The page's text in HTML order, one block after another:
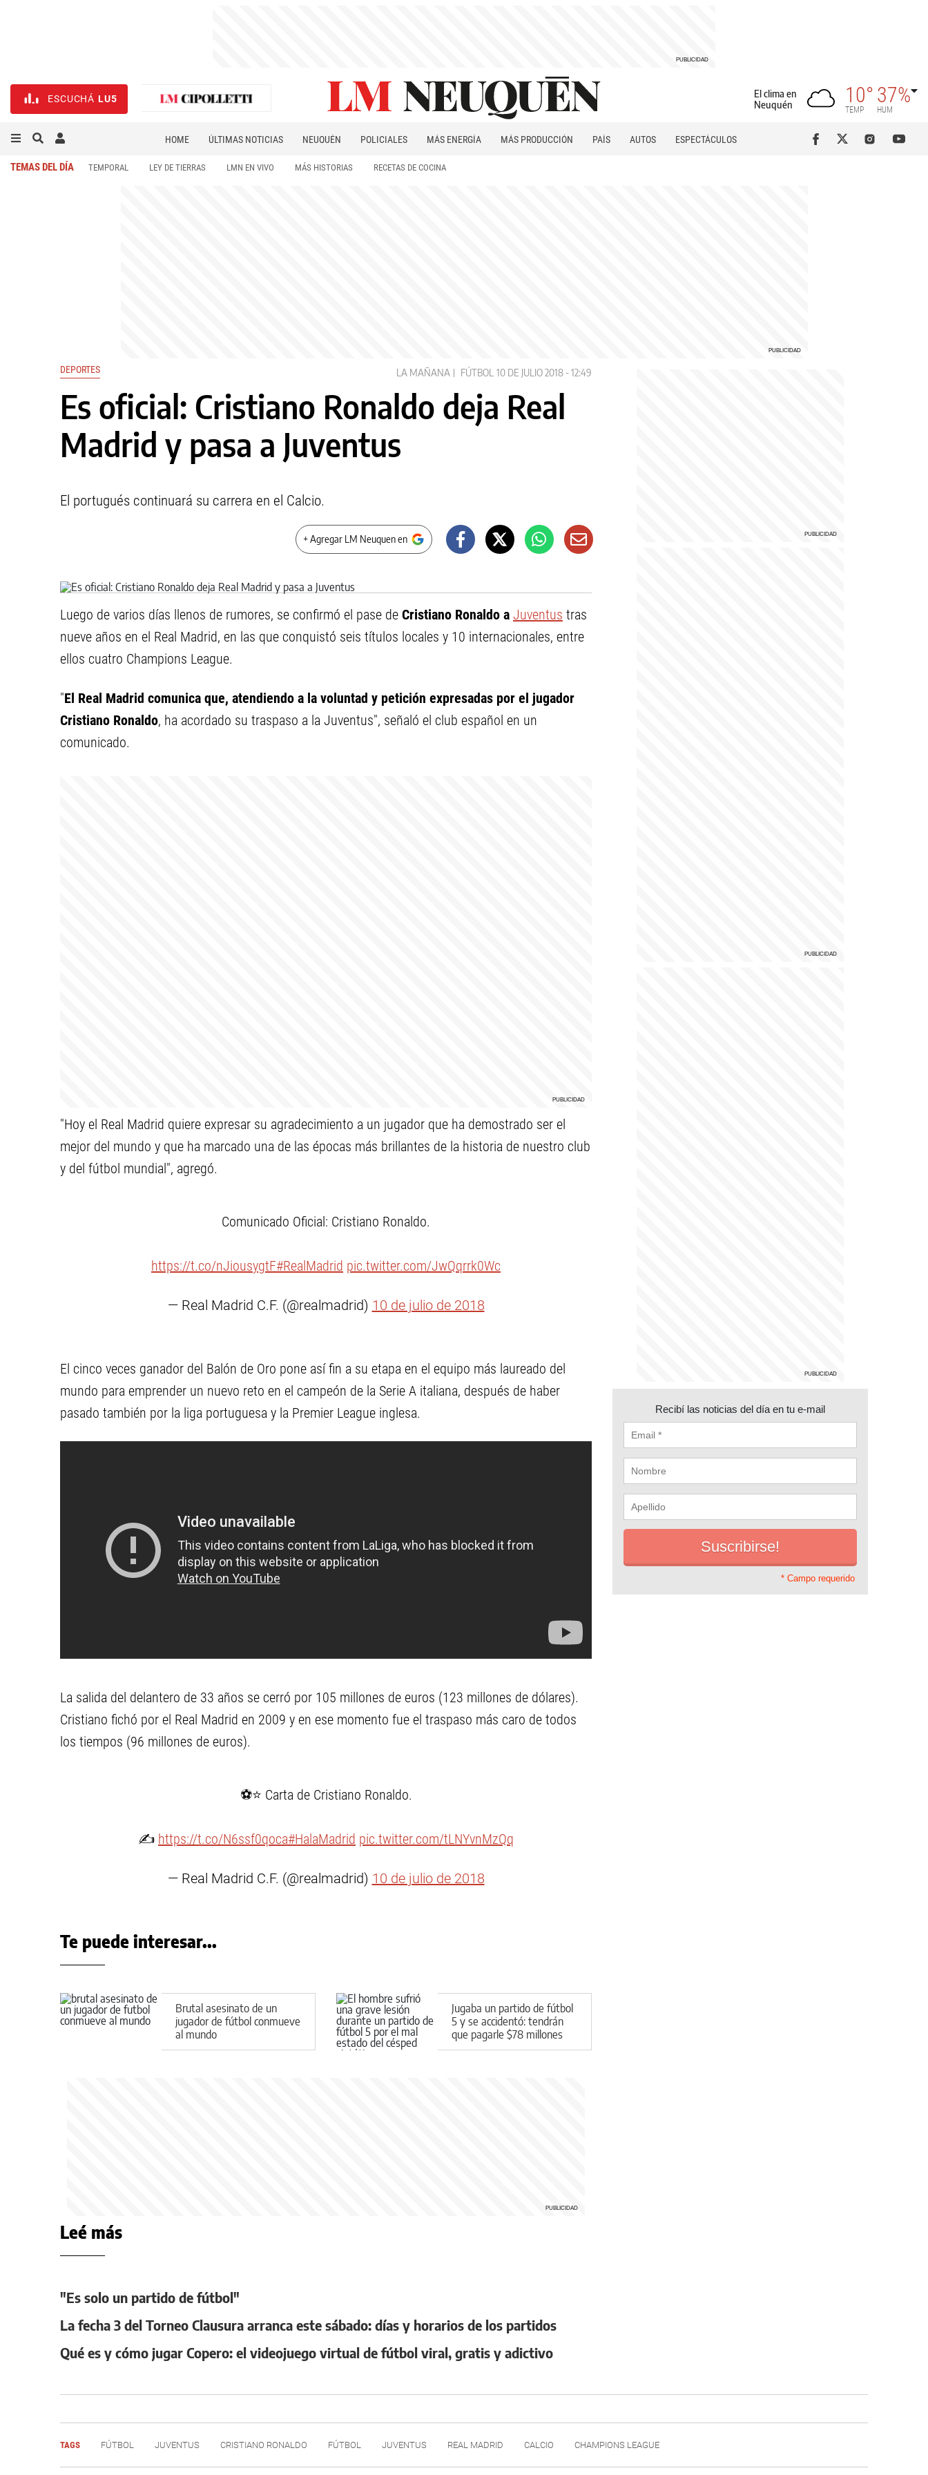
ESCUCHÁ LU5
El clima en
Neuquén
10°
TEMP
37%
HUM
HOME ÚLTIMAS NOTICIAS NEUQUÉN POLICIALES MÁS ENERGÍA MÁS PRODUCCIÓN PAÍS AUTOS
ESPECTÁCULOS
TEMAS DEL DÍA TEMPORAL LEY DE TIERRAS LMN EN VIVO MÁS HISTORIAS RECETAS DE COCINA
DEPORTES LA MAÑANA FÚTBOL 10 DE JULIO 2018 - 12:49
Es oficial: Cristiano Ronaldo deja Real
Madrid y pasa a Juventus
El portugués continuará su carrera en el Calcio.
+ Agregar LM Neuquen en
Luego de varios días llenos de rumores, se confirmó el pase de Cristiano Ronaldo a Juventus tras
nueve años en el Real Madrid, en las que conquistó seis títulos locales y 10 internacionales, entre
ellos cuatro Champions League.
"El Real Madrid comunica que, atendiendo a la voluntad y petición expresadas por el jugador
Cristiano Ronaldo, ha acordado su traspaso a la Juventus", señaló el club español en un
comunicado.
"Hoy el Real Madrid quiere expresar su agradecimiento a un jugador que ha demostrado ser el
mejor del mundo y que ha marcado una de las épocas más brillantes de la historia de nuestro club
y del fútbol mundial", agregó.
Comunicado Oficial: Cristiano Ronaldo.
https://t.co/nJiousygtF#RealMadrid pic.twitter.com/JwQqrrk0Wc
— Real Madrid C.F. (@realmadrid) 10 de julio de 2018
El cinco veces ganador del Balón de Oro pone así fin a su etapa en el equipo más laureado del
mundo para emprender un nuevo reto en el campeón de la Serie A italiana, después de haber
pasado también por la liga portuguesa y la Premier League inglesa.
La salida del delantero de 33 años se cerró por 105 millones de euros (123 millones de dólares).
Cristiano fichó por el Real Madrid en 2009 y en ese momento fue el traspaso más caro de todos
los tiempos (96 millones de euros).
⚽⭐ Carta de Cristiano Ronaldo.
✍ https://t.co/N6ssf0qoca#HalaMadrid pic.twitter.com/tLNYvnMzQq
— Real Madrid C.F. (@realmadrid) 10 de julio de 2018
Te puede interesar...
Brutal asesinato de un
jugador de fútbol conmueve
al mundo
Jugaba un partido de fútbol
5 y se accidentó: tendrán
que pagarle $78 millones
Recibí las noticias del día en tu e-mail
* Campo requerido
Leé más
"Es solo un partido de fútbol"
La fecha 3 del Torneo Clausura arranca este sábado: días y horarios de los partidos
Qué es y cómo jugar Copero: el videojuego virtual de fútbol viral, gratis y adictivo
TAGS FÚTBOL JUVENTUS CRISTIANO RONALDO FÚTBOL JUVENTUS REAL MADRID CALCIO CHAMPIONS LEAGUE